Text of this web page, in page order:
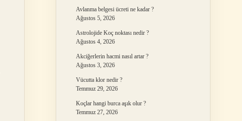
Avlanma belgesi ücreti ne kadar ?
Ağustos 5, 2026
Astrolojide Koç noktası nedir ?
Ağustos 4, 2026
Akciğerlerin hacmi nasıl artar ?
Ağustos 3, 2026
Vücutta klor nedir ?
Temmuz 29, 2026
Koçlar hangi burca aşık olur ?
Temmuz 27, 2026